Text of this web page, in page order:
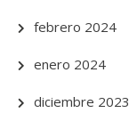
febrero 2024
enero 2024
diciembre 2023